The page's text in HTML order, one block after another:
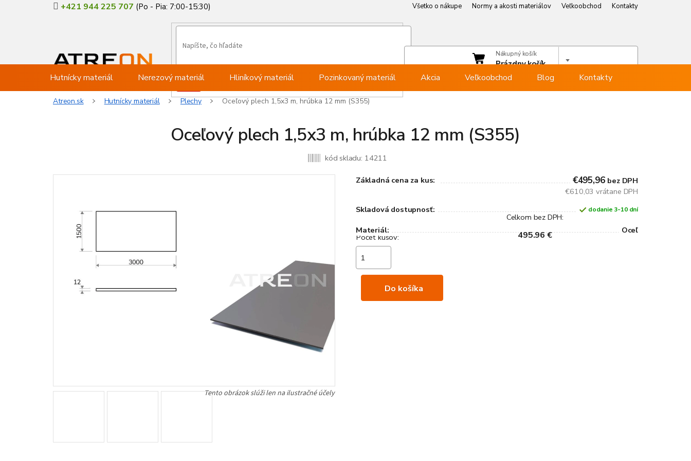
+421 944 225 707 Všetko o nákupe Normy a akosti materiálov Veľkoobchod
Kontakty
Prihlásiť sa
Nákupný košík
Prázdny košík
Hutnícky materiál Nerezový materiál Hliníkový materiál Pozinkovaný materiál Akcia Veľkoobchod Blog Kontakty
Atreon.sk Hutnícky materiál Plechy Oceľový plech 1,5x3 m, hrúbka 12 mm (S355)
Oceľový plech 1,5x3 m, hrúbka 12 mm (S355)
kód skladu: 14211
Základná cena za kus: €495,96 bez DPH
€610,03 vrátane DPH
Skladová dostupnosť:
dodanie 3-10 dní
Materiál: Oceľ
Do košíka
Celkom bez DPH:
495.96 €